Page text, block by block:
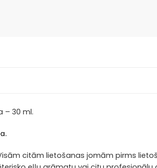
– 30 ml.
citām lietošanas jomām pirms